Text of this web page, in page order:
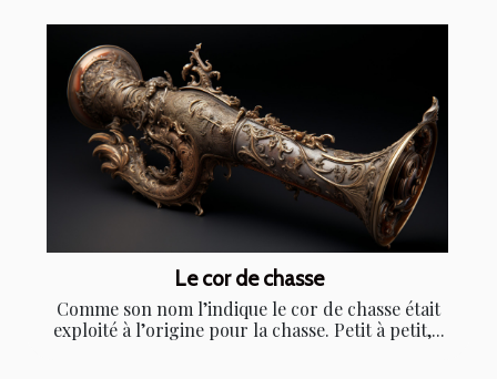
Le cor de chasse
Comme son nom l’indique le cor de chasse était
exploité à l’origine pour la chasse. Petit à petit,...